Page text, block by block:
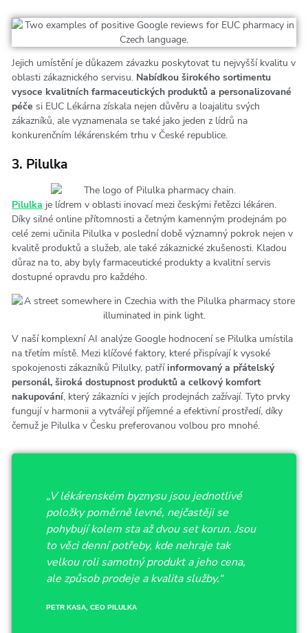
Jejich umístění je důkazem závazku poskytovat tu nejvyšší kvalitu v
oblasti zákaznického servisu. Nabídkou širokého sortimentu
vysoce kvalitních farmaceutických produktů a personalizované
péče si EUC Lékárna získala nejen důvěru a loajalitu svých
zákazníků, ale vyznamenala se také jako jeden z lídrů na
konkurenčním lékárenském trhu v České republice.
3. Pilulka
Pilulka je lídrem v oblasti inovací mezi českými řetězci lékáren.
Díky silné online přítomnosti a četným kamenným prodejnám po
celé zemi učinila Pilulka v poslední době významný pokrok nejen v
kvalitě produktů a služeb, ale také zákaznické zkušenosti. Kladou
důraz na to, aby byly farmaceutické produkty a kvalitní servis
dostupné opravdu pro každého.
V naší komplexní AI analýze Google hodnocení se Pilulka umístila
na třetím místě. Mezi klíčové faktory, které přispívají k vysoké
spokojenosti zákazníků Pilulky, patříinformovaný a přátelský
personál, široká dostupnost produktů a celkový komfort
nakupování, který zákazníci v jejích prodejnách zažívají. Tyto prvky
fungují v harmonii a vytvářejí příjemné a efektivní prostředí, díky
čemuž je Pilulka v Česku preferovanou volbou pro mnohé.
„V lékárenském byznysu jsou jednotlivé
položky poměrně levné, nejčastěji se
pohybují kolem sta až dvou set korun. Jsou
to věci denní potřeby, kde nehraje tak
velkou roli samotný produkt a jeho cena,
ale způsob prodeje a kvalita služby.“
PETR KASA, CEO PILULKA